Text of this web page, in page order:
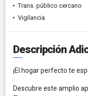
Trans. público cercano
Vigilancia
Descripción
¡El hogar perfecto te
Descubre este amplio